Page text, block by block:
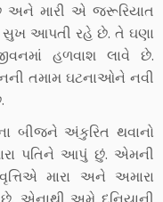
મારી એ જરૂરિયાત
સુખ આપતી રહે છે. તે ઘણા
હળવાશ લાવે છે.
તમામ ઘટનાઓને નવી
બીજને અંકુરિત થવાનો
પતિને આપું છું. એમની
મારા અને અમારા